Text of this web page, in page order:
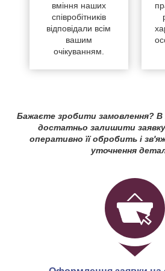
вміння наших
співробітників
відповідали всім
вашим
очікуванням.
Бажаєте зробити замовлення? В
достатньо залишити
оперативно її обробить і
уточнення